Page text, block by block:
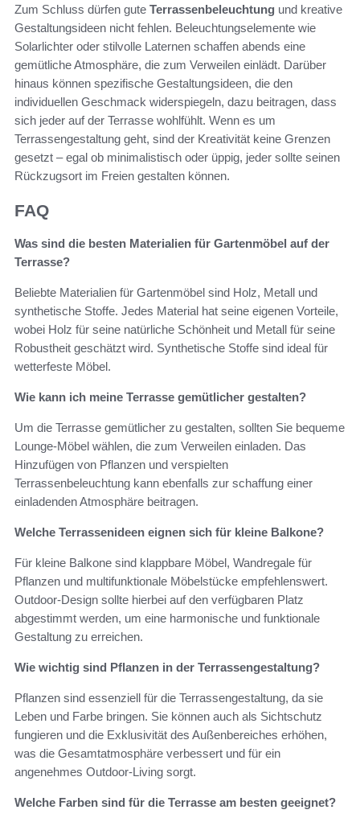
Zum Schluss dürfen gute Terrassenbeleuchtung und kreative
Gestaltungsideen nicht fehlen. Beleuchtungselemente wie
Solarlichter oder stilvolle Laternen schaffen abends eine
gemütliche Atmosphäre, die zum Verweilen einlädt. Darüber
hinaus können spezifische Gestaltungsideen, die den
individuellen Geschmack widerspiegeln, dazu beitragen, dass
sich jeder auf der Terrasse wohlfühlt. Wenn es um
Terrassengestaltung geht, sind der Kreativität keine Grenzen
gesetzt – egal ob minimalistisch oder üppig, jeder sollte seinen
Rückzugsort im Freien gestalten können.
FAQ
Was sind die besten Materialien für Gartenmöbel auf der
Terrasse?
Beliebte Materialien für Gartenmöbel sind Holz, Metall und
synthetische Stoffe. Jedes Material hat seine eigenen Vorteile,
wobei Holz für seine natürliche Schönheit und Metall für seine
Robustheit geschätzt wird. Synthetische Stoffe sind ideal für
wetterfeste Möbel.
Wie kann ich meine Terrasse gemütlicher gestalten?
Um die Terrasse gemütlicher zu gestalten, sollten Sie bequeme
Lounge-Möbel wählen, die zum Verweilen einladen. Das
Hinzufügen von Pflanzen und verspielten
Terrassenbeleuchtung kann ebenfalls zur schaffung einer
einladenden Atmosphäre beitragen.
Welche Terrassenideen eignen sich für kleine Balkone?
Für kleine Balkone sind klappbare Möbel, Wandregale für
Pflanzen und multifunktionale Möbelstücke empfehlenswert.
Outdoor-Design sollte hierbei auf den verfügbaren Platz
abgestimmt werden, um eine harmonische und funktionale
Gestaltung zu erreichen.
Wie wichtig sind Pflanzen in der Terrassengestaltung?
Pflanzen sind essenziell für die Terrassengestaltung, da sie
Leben und Farbe bringen. Sie können auch als Sichtschutz
fungieren und die Exklusivität des Außenbereiches erhöhen,
was die Gesamtatmosphäre verbessert und für ein
angenehmes Outdoor-Living sorgt.
Welche Farben sind für die Terrasse am besten geeignet?